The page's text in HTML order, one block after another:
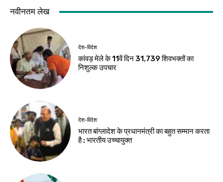
जमशेदपुर
शहीद निर्मल महतो के
शहादत दिवस पर
अर्पित की श्रद्धांजलि
Birsa Bhumi Live -
August 8, 2026
खूंटी